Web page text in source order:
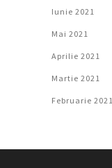
Iunie 2021
Mai 2021
Aprilie 2021
Martie 2021
Februarie 2021